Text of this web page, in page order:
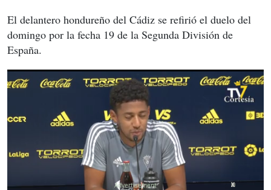
El delantero hondureño del Cádiz se refirió el duelo del
domingo por la fecha 19 de la Segunda División de
España.
X